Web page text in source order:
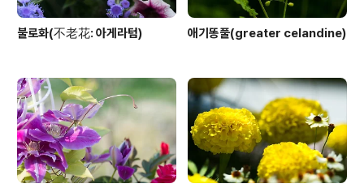
불로화(不老花: 아게라텀) 애기똥풀(greater celandine)